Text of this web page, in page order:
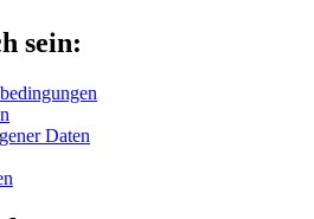
sein:
Daten